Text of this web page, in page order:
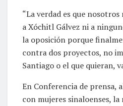
“La verdad es que
a Xóchitl Gálvez ni a
la oposición porque
contra dos proyectos, no
Santiago o el que quieran,
En Conferencia de prensa,
con mujeres sinaloenses,